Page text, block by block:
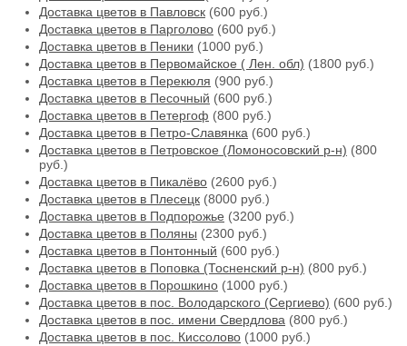
Доставка цветов в Павловск (600 руб.)
Доставка цветов в Парголово (600 руб.)
Доставка цветов в Пеники (1000 руб.)
Доставка цветов в Первомайское ( Лен. обл) (1800 руб.)
Доставка цветов в Перекюля (900 руб.)
Доставка цветов в Песочный (600 руб.)
Доставка цветов в Петергоф (800 руб.)
Доставка цветов в Петро-Славянка (600 руб.)
Доставка цветов в Петровское (Ломоносовский р-н) (800
руб.)
Доставка цветов в Пикалёво (2600 руб.)
Доставка цветов в Плесецк (8000 руб.)
Доставка цветов в Подпорожье (3200 руб.)
Доставка цветов в Поляны (2300 руб.)
Доставка цветов в Понтонный (600 руб.)
Доставка цветов в Поповка (Тосненский р-н) (800 руб.)
Доставка цветов в Порошкино (1000 руб.)
Доставка цветов в пос. Володарского (Сергиево) (600 руб.)
Доставка цветов в пос. имени Свердлова (800 руб.)
Доставка цветов в пос. Киссолово (1000 руб.)